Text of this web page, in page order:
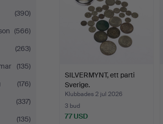
(390)
(566)
(263)
(135)
(176)
(337)
(135)
SILVERMYNT, ett parti
Sverige.
Klubbades 2 jul 2026
3 bud
77 USD